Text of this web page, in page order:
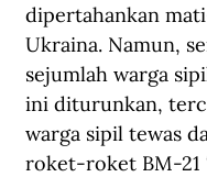
dipertahankan
Ukraina. Namun,
sejumlah warga
ini diturunkan,
warga sipil tewas
roket-roket BM-21